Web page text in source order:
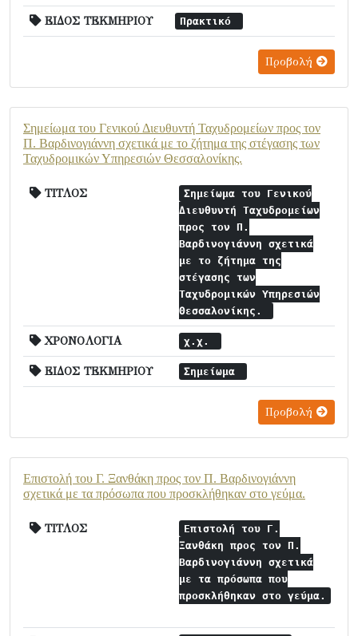
ΕΙΔΟΣ ΤΕΚΜΗΡΙΟΥ Πρακτικό
Προβολή
Σημείωμα του Γενικού Διευθυντή Ταχυδρομείων προς τον
Π. Βαρδινογιάννη σχετικά με το ζήτημα της στέγασης των
Ταχυδρομικών Υπηρεσιών Θεσσαλονίκης.
ΤΙΤΛΟΣ
Σημείωμα του Γενικού
Διευθυντή Ταχυδρομείων
προς τον Π.
Βαρδινογιάννη σχετικά
με το ζήτημα της
στέγασης των
Ταχυδρομικών Υπηρεσιών
Θεσσαλονίκης.
ΧΡΟΝΟΛΟΓΙΑ χ.χ.
ΕΙΔΟΣ ΤΕΚΜΗΡΙΟΥ Σημείωμα
Προβολή
Επιστολή του Γ. Ξανθάκη προς τον Π. Βαρδινογιάννη
σχετικά με τα πρόσωπα που προσκλήθηκαν στο γεύμα.
ΤΙΤΛΟΣ
Επιστολή του Γ.
Ξανθάκη προς τον Π.
Βαρδινογιάννη σχετικά
με τα πρόσωπα που
προσκλήθηκαν στο γεύμα.